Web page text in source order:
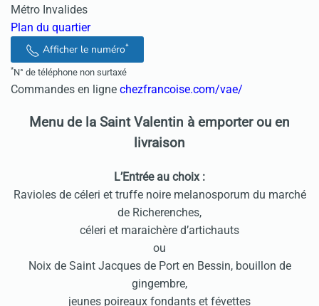
Métro Invalides
Plan du quartier
Afficher le numéro*
*N° de téléphone non surtaxé
Commandes en ligne chezfrancoise.com/vae/
Menu de la Saint Valentin à emporter ou en
livraison
L’Entrée au choix :
Ravioles de céleri et truffe noire melanosporum du marché
de Richerenches,
céleri et maraichère d’artichauts
ou
Noix de Saint Jacques de Port en Bessin, bouillon de
gingembre,
jeunes poireaux fondants et févettes